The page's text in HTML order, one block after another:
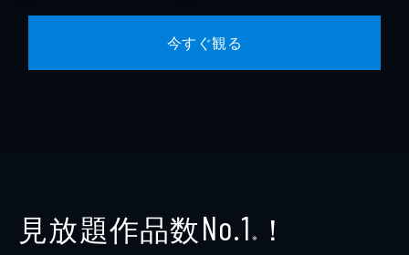
今すぐ観る
見放題作品数No.1 ※ ！